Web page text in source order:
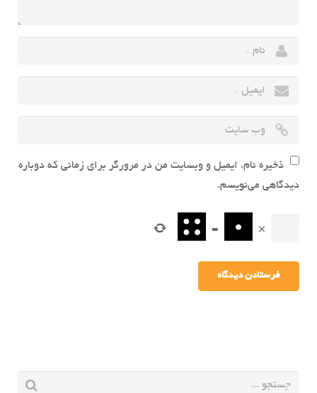
ذخیره نام، ایمیل و وبسایت من در مرورگر برای زمانی که دوباره
دیدگاهی می‌نویسم.
×
=